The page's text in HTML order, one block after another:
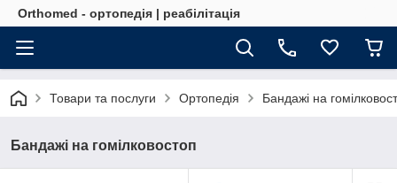
Orthomed - ортопедія | реабілітація
Товари та послуги Ортопедія Бандажі на
Бандажі на гомілковостоп